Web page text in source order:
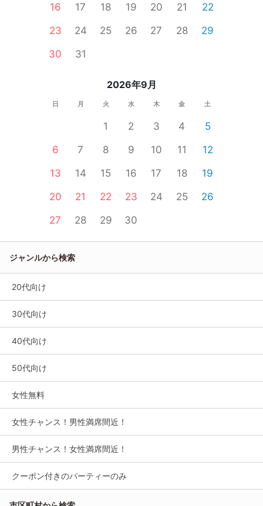
16
17 18 19 20 21
22
23
24 25 26 27 28
29
30
31
2026年9月
日 月 火 水 木 金 土
1 2 3 4
5
6
7 8 9 10 11
12
13
14 15 16 17 18
19
20
21 22 23 24 25
26
27
28 29 30
ジャンルから検索
20代向け
30代向け
40代向け
50代向け
女性無料
女性チャンス！男性満席間近！
男性チャンス！女性満席間近！
クーポン付きのパーティーのみ